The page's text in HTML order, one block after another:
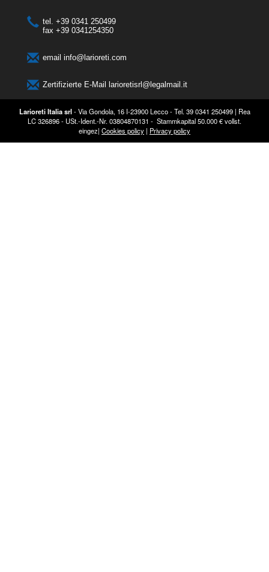
tel. +39 0341 250499
fax +39 0341254350
email info@larioreti.com
Zertifizierte E-Mail​​​​​​​ larioretisrl@legalmail.it
Larioreti Italia srl- Via Gondola, 16 I-23900 Lecco - Tel. 39 0341 250499 | Rea
LC 326896 - USt.-Ident.-Nr. 03804870131 - Stammkapital 50.000 € vollst.
eingez| Cookies policy | Privacy policy